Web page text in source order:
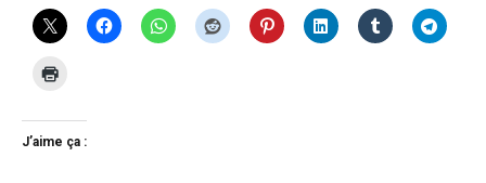
J’aime ça :